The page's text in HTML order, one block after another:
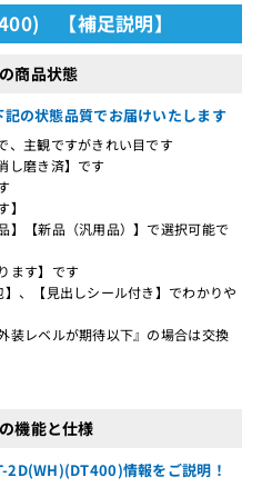
【補足説明】
商品状態
の状態品質でお届けいたします
主観ですがきれい目です
し磨き済】です
【新品（汎用品）】で選択可能で
ます】です
、【見出しシール付き】でわかりや
レベルが期待以下』の場合は交換
機能と仕様
2D(WH)(DT400)情報をご説明！